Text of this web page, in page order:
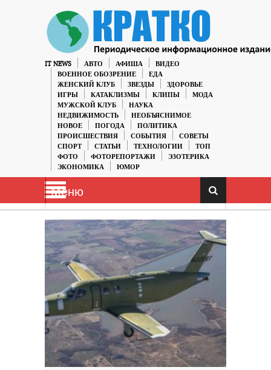
IT NEWS АВТО АФИША
ВИДЕО
ВОЕННОЕ ОБОЗРЕНИЕ
ЕДА
ЖЕНСКИЙ КЛУБ
ЗВЕЗДЫ
ЗДОРОВЬЕ
ИГРЫ
КАТАКЛИЗМЫ КЛИПЫ
МОДА
МУЖСКОЙ КЛУБ
НАУКА
НЕДВИЖИМОСТЬ
НЕОБЪЯСНИМОЕ
НОВОЕ
ПОГОДА
ПОЛИТИКА
ПРОИСШЕСТВИЯ
СОБЫТИЯ
СОВЕТЫ
СПОРТ
СТАТЬИ ТЕХНОЛОГИИ
ТОП
ФОТО
ФОТОРЕПОРТАЖИ
ЭЗОТЕРИКА
ЭКОНОМИКА
ЮМОР
Меню